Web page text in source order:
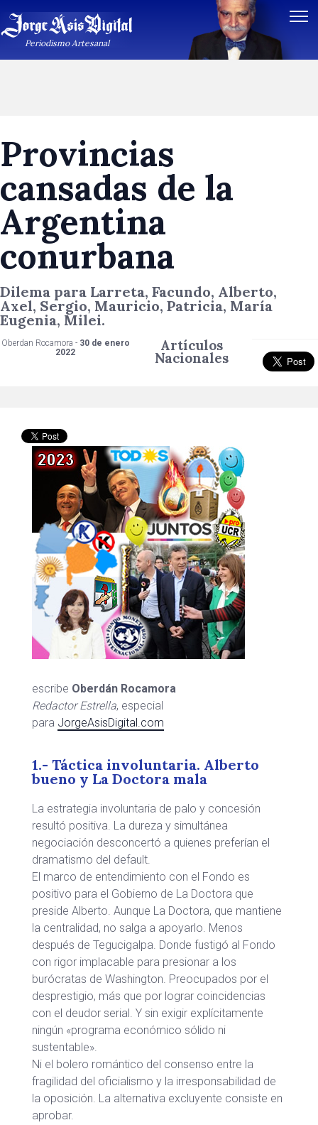
Periodismo Artesanal
Provincias
cansadas de la
Argentina
conurbana
Dilema para Larreta, Facundo, Alberto,
Axel, Sergio, Mauricio, Patricia, María
Eugenia, Milei.
Oberdan Rocamora - 30 de enero
2022
Artículos
Nacionales
escribe Oberdán Rocamora
Redactor Estrella, especial
para JorgeAsisDigital.com
1.- Táctica involuntaria. Alberto
bueno y La Doctora mala
La estrategia involuntaria de palo y concesión
resultó positiva. La dureza y simultánea
negociación desconcertó a quienes preferían el
dramatismo del default.
El marco de entendimiento con el Fondo es
positivo para el Gobierno de La Doctora que
preside Alberto. Aunque La Doctora, que mantiene
la centralidad, no salga a apoyarlo. Menos
después de Tegucigalpa. Donde fustigó al Fondo
con rigor implacable para presionar a los
burócratas de Washington. Preocupados por el
desprestigio, más que por lograr coincidencias
con el deudor serial. Y sin exigir explícitamente
ningún «programa económico sólido ni
sustentable».
Ni el bolero romántico del consenso entre la
fragilidad del oficialismo y la irresponsabilidad de
la oposición. La alternativa excluyente consiste en
aprobar.